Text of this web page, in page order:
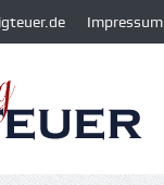
Impressum